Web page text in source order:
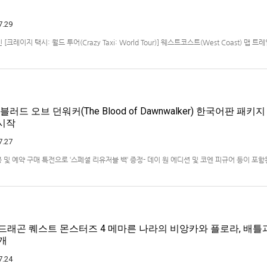
[크레이지 택시: 월드 투어(Crazy Taxi: World Tour)] 웨스트코스트(West Coast) 맵 트레
러드 오브 던워커(The Blood of Dawnwalker) 한국어판 패키
작
예약 구매 특전으로 ‘스페셜 리유저블 백‘ 증정- 데이 원 에디션 및 코엔 피규어 등이 포함
래곤 퀘스트 몬스터즈 4 메마른 나라의 비앙카와 플로라, 배틀